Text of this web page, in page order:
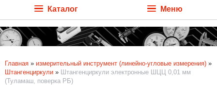
Каталог Меню
Главная » измерительный инструмент (линейно-угловые измерения) »
Штангенциркули » Штангенциркули электронные ШЦЦ 0,01 мм
(Туламаш, поверка РБ)